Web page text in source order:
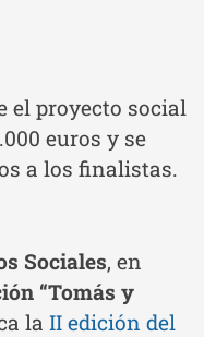
el proyecto social
euros y se
a los finalistas.
Sociales, en
“Tomás y
la II edición del